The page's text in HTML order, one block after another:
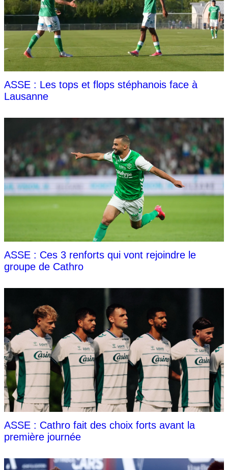
ASSE : Les tops et flops stéphanois face à
Lausanne
ASSE : Ces 3 renforts qui vont rejoindre le
groupe de Cathro
ASSE : Cathro fait des choix forts avant la
première journée